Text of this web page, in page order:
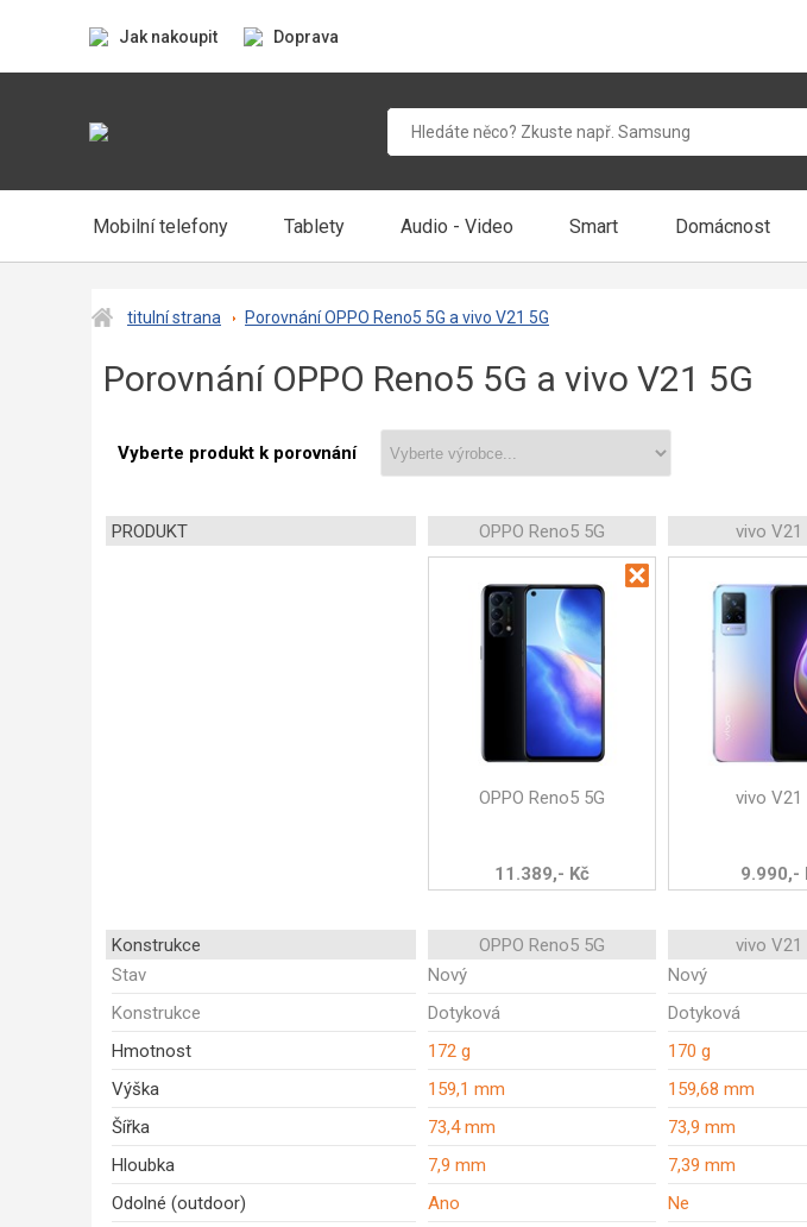
Jak nakoupit Doprava
Mobilní telefony Tablety Audio - Video Smart Domácnost
titulní strana Porovnání OPPO Reno5 5G a vivo V21 5G
Porovnání OPPO Reno5 5G a vivo V21 5G
Vyberte produkt k porovnání
PRODUKT OPPO Reno5 5G vivo V21
OPPO Reno5 5G
11.389,- Kč
vivo V21
9.990,-
Konstrukce OPPO Reno5 5G
vivo V21
Stav
Nový
Nový
Konstrukce
Dotyková
Dotyková
Hmotnost
172 g
170 g
Výška
159,1 mm
159,68 mm
Šířka
73,4 mm
73,9 mm
Hloubka
7,9 mm
7,39 mm
Odolné (outdoor)
Ano
Ne